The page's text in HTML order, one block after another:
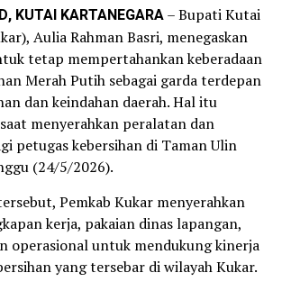
KUTAI KARTANEGARA– Bupati Kutai
Aulia Rahman Basri, menegaskan
tetap mempertahankan keberadaan
Merah Putih sebagai garda terdepan
dan keindahan daerah. Hal itu
menyerahkan peralatan dan
petugas kebersihan di Taman Ulin
(24/5/2026).
Pemkab Kukar menyerahkan
kerja, pakaian dinas lapangan,
operasional untuk mendukung kinerja
yang tersebar di wilayah Kukar.